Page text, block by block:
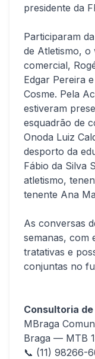
presidente da
Participaram
de Atletismo, o
comercial,
Edgar Pereira
Cosme. Pela
estiveram
esquadrão de
Onoda Luiz
desporto da
Fábio da Silva
atletismo,
tenente Ana
As conversas
semanas, com
tratativas e
conjuntas no
Consultoria de
MBraga
Braga — MTB
📞 (11) 98266-